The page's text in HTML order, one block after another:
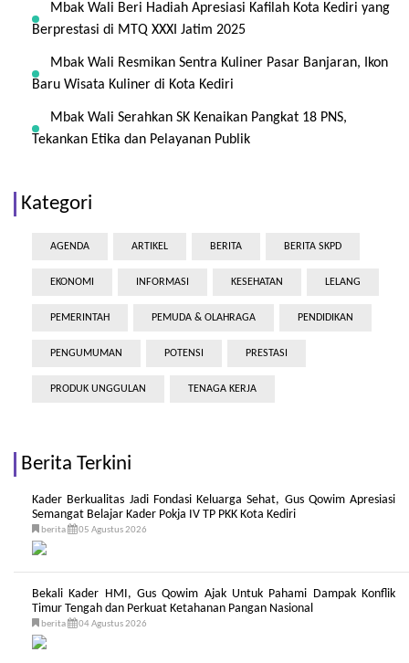
Mbak Wali Beri Hadiah Apresiasi Kafilah Kota Kediri yang
Berprestasi di MTQ XXXI Jatim 2025
Mbak Wali Resmikan Sentra Kuliner Pasar Banjaran, Ikon
Baru Wisata Kuliner di Kota Kediri
Mbak Wali Serahkan SK Kenaikan Pangkat 18 PNS,
Tekankan Etika dan Pelayanan Publik
Kategori
AGENDA ARTIKEL BERITA BERITA SKPD
EKONOMI INFORMASI KESEHATAN LELANG
PEMERINTAH PEMUDA & OLAHRAGA PENDIDIKAN
PENGUMUMAN POTENSI PRESTASI
PRODUK UNGGULAN TENAGA KERJA
Berita Terkini
Kader Berkualitas Jadi Fondasi Keluarga Sehat, Gus Qowim Apresiasi
Semangat Belajar Kader Pokja IV TP PKK Kota Kediri
berita 05 Agustus 2026
Bekali Kader HMI, Gus Qowim Ajak Untuk Pahami Dampak Konflik
Timur Tengah dan Perkuat Ketahanan Pangan Nasional
berita 04 Agustus 2026